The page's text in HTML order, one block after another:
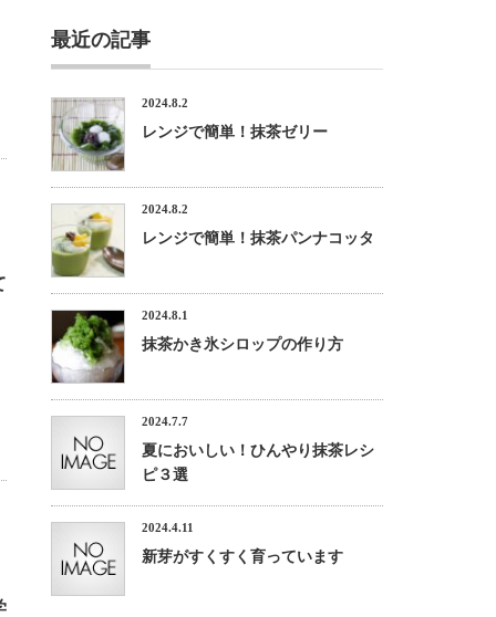
最近の記事
2024.8.2
レンジで簡単！抹茶ゼリー
2024.8.2
レンジで簡単！抹茶パンナコッタ
2024.8.1
抹茶かき氷シロップの作り方
2024.7.7
夏においしい！ひんやり抹茶レシ
ピ３選
2024.4.11
新芽がすくすく育っています